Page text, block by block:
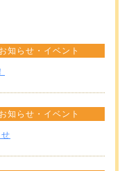
お知らせ・イベント
お知らせ・イベント